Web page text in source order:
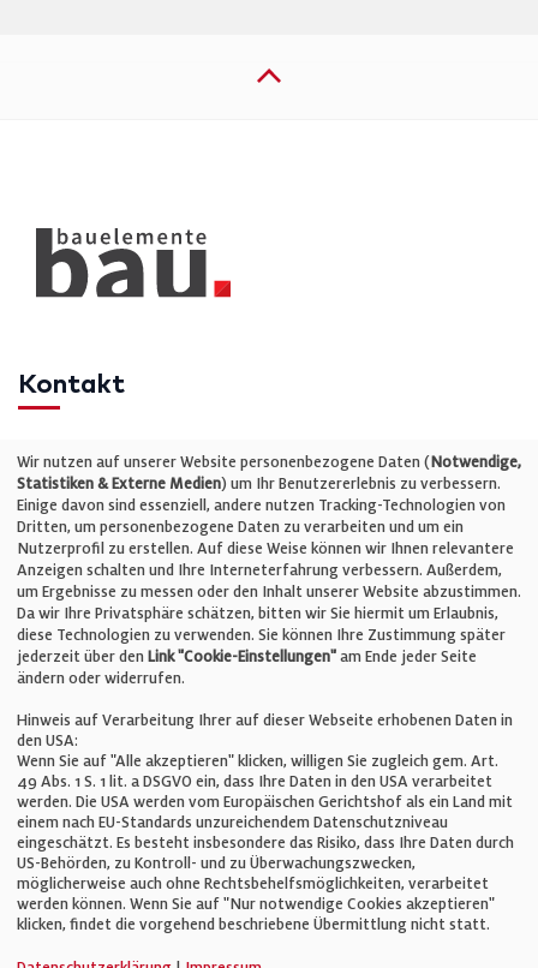
Kontakt
Telefon: +49 (0)711 2585563-0
E-Mail:info@bauelemente-bau.eu
Unternehmen
Impressum
Cookie-Einstellungen
AGB
© Verlag für Fachpublizistik GmbH
Wir nutzen auf unserer Website personenbezogene Daten (Notwendige,
Statistiken & Externe Medien) um Ihr Benutzererlebnis zu verbessern.
Einige davon sind essenziell, andere nutzen Tracking-Technologien von
Dritten, um personenbezogene Daten zu verarbeiten und um ein
Nutzerprofil zu erstellen. Auf diese Weise können wir Ihnen relevantere
Anzeigen schalten und Ihre Interneterfahrung verbessern. Außerdem,
um Ergebnisse zu messen oder den Inhalt unserer Website abzustimmen.
Da wir Ihre Privatsphäre schätzen, bitten wir Sie hiermit um Erlaubnis,
diese Technologien zu verwenden. Sie können Ihre Zustimmung später
jederzeit über den Link "Cookie-Einstellungen" am Ende jeder Seite
ändern oder widerrufen.
Hinweis auf Verarbeitung Ihrer auf dieser Webseite erhobenen Daten in
den USA:
Wenn Sie auf "Alle akzeptieren" klicken, willigen Sie zugleich gem. Art.
49 Abs. 1 S. 1 lit. a DSGVO ein, dass Ihre Daten in den USA verarbeitet
werden. Die USA werden vom Europäischen Gerichtshof als ein Land mit
einem nach EU-Standards unzureichendem Datenschutzniveau
eingeschätzt. Es besteht insbesondere das Risiko, dass Ihre Daten durch
US-Behörden, zu Kontroll- und zu Überwachungszwecken,
möglicherweise auch ohne Rechtsbehelfsmöglichkeiten, verarbeitet
werden können. Wenn Sie auf "Nur notwendige Cookies akzeptieren"
klicken, findet die vorgehend beschriebene Übermittlung nicht statt.